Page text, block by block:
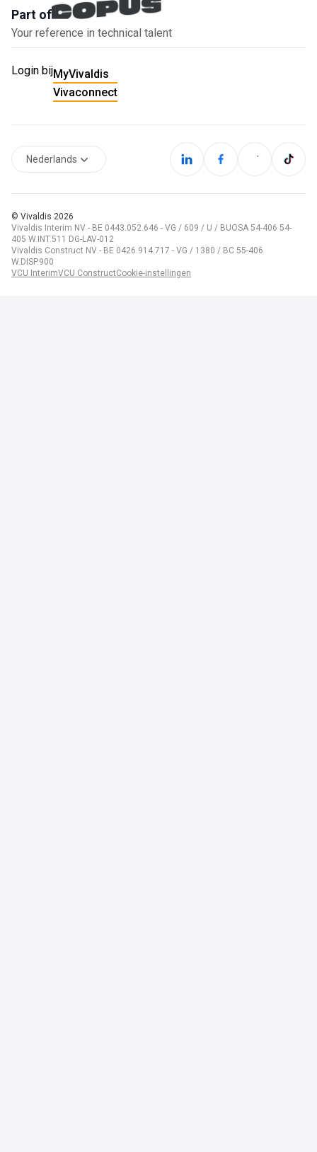
Part of
Your reference in technical talent
Login bijMyVivaldis
Vivaconnect
Nederlands
© Vivaldis 2026
Vivaldis Interim NV - BE 0443.052.646 - VG / 609 / U / BUOSA 54-406 54-
405 W.INT.511 DG-LAV-012
Vivaldis Construct NV - BE 0426.914.717 - VG / 1380 / BC 55-406
W.DISP.900
VCU InterimVCU ConstructCookie-instellingen